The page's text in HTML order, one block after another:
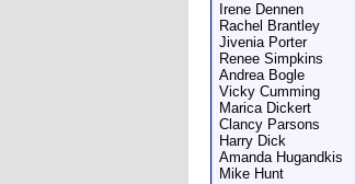
Irene Dennen
Rachel Brantley
Jivenia Porter
Renee Simpkins
Andrea Bogle
Vicky Cumming
Marica Dickert
Clancy Parsons
Harry Dick
Amanda Hugandkis
Mike Hunt